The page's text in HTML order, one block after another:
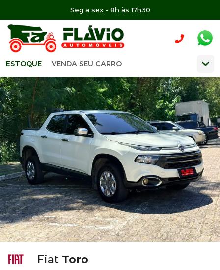
Seg a sex - 8h às 17h30
ESTOQUE VENDA SEU CARRO
Fiat Toro